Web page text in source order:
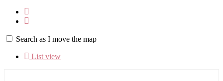
Search as I move the map
List view